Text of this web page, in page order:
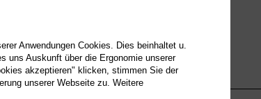
Anwendungen Cookies. Dies beinhaltet u.
uns Auskunft über die Ergonomie unserer
akzeptieren" klicken, stimmen Sie der
unserer Webseite zu. Weitere